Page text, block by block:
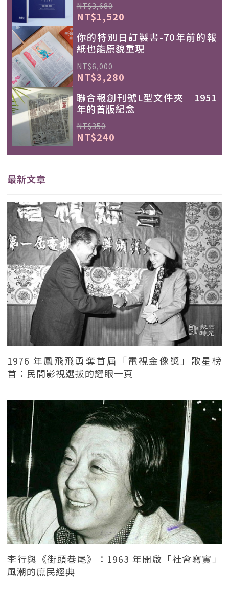
NT$3,680
NT$1,520
你的特別日訂製書-70年前的報
紙也能原貌重現
NT$6,000
NT$3,280
聯合報創刊號L型文件夾｜1951
年的首版紀念
NT$350
NT$240
最新文章
1976 年鳳飛飛勇奪首屆「電視金像獎」歌星榜
首：民間影視選拔的耀眼一頁
李行與《街頭巷尾》：1963 年開啟「社會寫實」
風潮的庶民經典